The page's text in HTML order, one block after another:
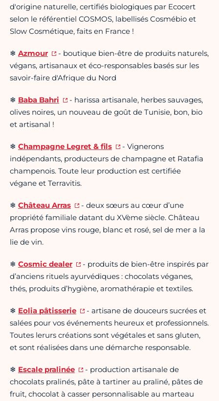
d'origine naturelle, certifiés biologiques par Ecocert
selon le référentiel COSMOS, labellisés Cosmébio et
Slow Cosmétique, faits en France !
❄ Azmour
- boutique bien-être de produits naturels,
végans, artisanaux et éco-responsables basés sur les
savoir-faire d'Afrique du Nord
❄ Baba Bahri
- harissa artisanale, herbes sauvages,
olives noires, un nouveau de goût de Tunisie, bon, bio
et artisanal !
❄ Champagne Legret & fils
- Vignerons
indépendants, producteurs de champagne et Ratafia
champenois. Toute leur production est certifiée
végane et Terravitis.
❄ Château Arras
- deux sœurs au cœur d’une
propriété familiale datant du XVème siècle. Château
Arras propose vins rouge, blanc et rosé, sel de mer a la
lie de vin.
❄ Cosmic dealer
- produits de bien-être inspirés par
d’anciens rituels ayurvédiques : chocolats véganes,
thés, produits d’hygiène, aromathérapie et textiles.
❄ Eolia pâtisserie
- artisane de douceurs sucrées et
salées pour vos événements heureux et professionnels.
Toutes lerurs créations sont végétales et sans gluten,
et sont réalisées dans une démarche responsable.
❄ Escale pralinée
- production artisanale de
chocolats pralinés, pâte à tartiner au praliné, pâtes de
fruit, chocolat à casser personnalisable au marteau